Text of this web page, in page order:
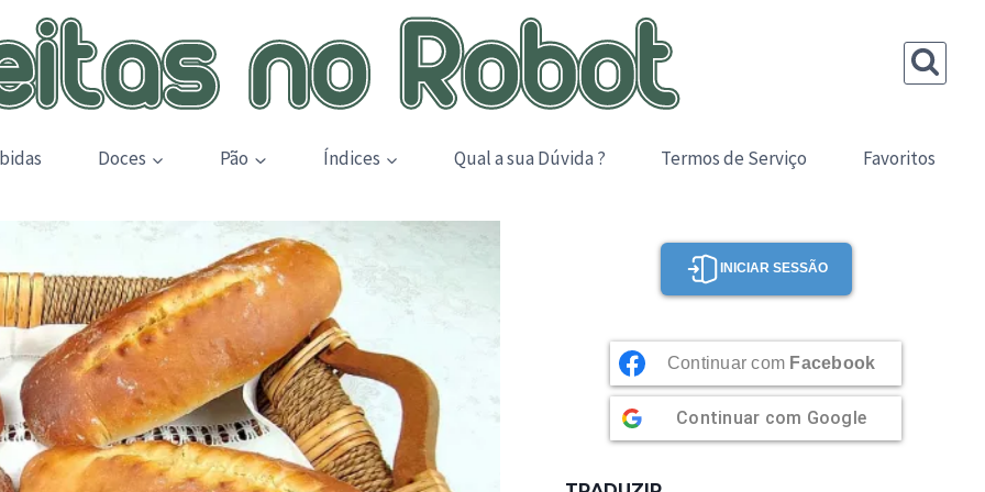
Doces Pão Índices Qual a sua Dúvida ? Termos de Serviço Favoritos
INICIAR SESSÃO
Continuar com Facebook
Continuar com Google